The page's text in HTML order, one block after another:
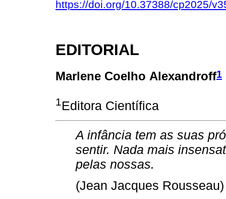
https://doi.org/10.37388/cp2025/
EDITORIAL
Marlene Coelho Alexandroff1
1Editora Científica
A infância tem as suas
sentir. Nada mais
pelas nossas.
(Jean Jacques Rousseau)